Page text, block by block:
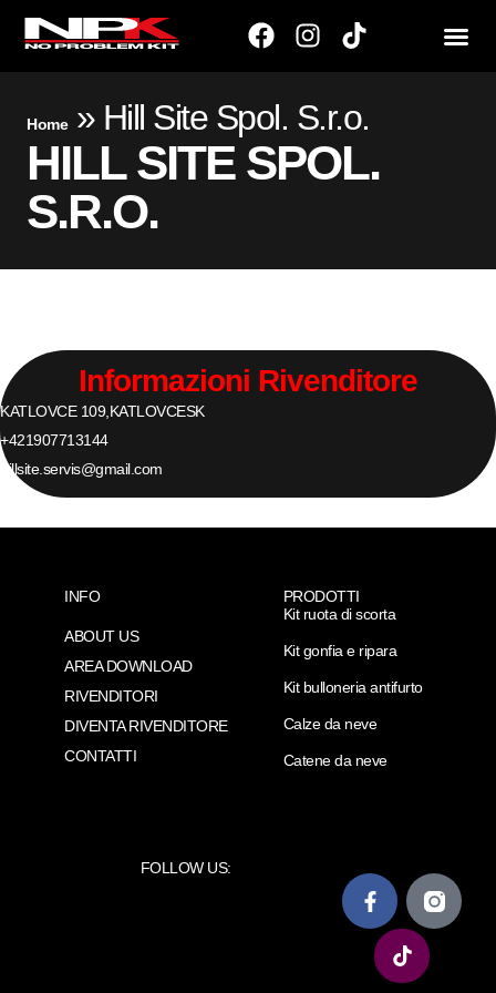
Home» Hill Site Spol. S.r.o.
HILL SITE SPOL.
S.R.O.
Informazioni Rivenditore
KATLOVCE 109, KATLOVCESK
+421907713144
hillsite.servis@gmail.com
INFO
ABOUT US
AREA DOWNLOAD
RIVENDITORI
DIVENTA RIVENDITORE
CONTATTI
PRODOTTI
Kit ruota di scorta
Kit gonfia e ripara
Kit bulloneria antifurto
Calze da neve
Catene da neve
FOLLOW US: